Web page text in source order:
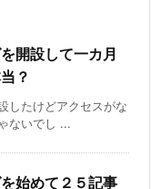
開設して一カ月
？
したけどアクセスがな
ないでし ...
始めて２５記事